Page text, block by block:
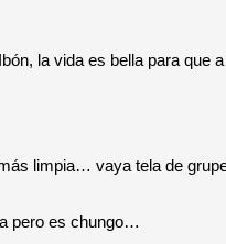
la vida es bella para que
limpia… vaya tela de
pero es chungo…